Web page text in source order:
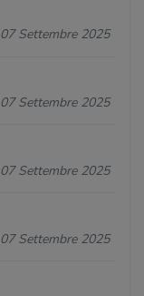
07 Settembre 2025
07 Settembre 2025
07 Settembre 2025
07 Settembre 2025